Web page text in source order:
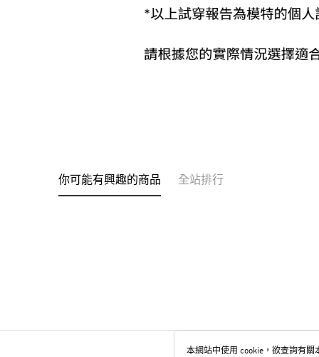
你可能有興趣的商品 全站排行
本網站中使用 cookie，欲查詢有關